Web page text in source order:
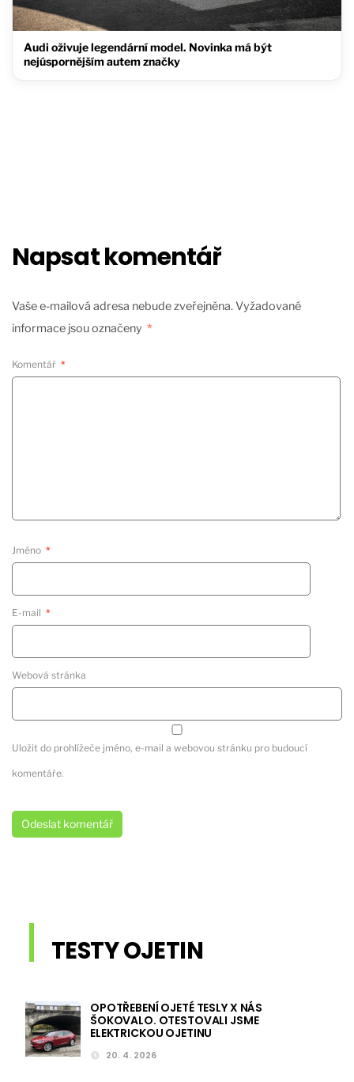
Audi oživuje legendární model. Novinka má být
nejúspornějším autem značky
Napsat komentář
Vaše e-mailová adresa nebude zveřejněna.Vyžadované
informace jsou označeny *
Komentář *
Jméno *
E-mail *
Webová stránka
Uložit do prohlížeče jméno, e-mail a webovou stránku pro budoucí
komentáře.
TESTY OJETIN
OPOTŘEBENÍ OJETÉ TESLY X NÁS
ŠOKOVALO. OTESTOVALI JSME
ELEKTRICKOU OJETINU
20. 4. 2026